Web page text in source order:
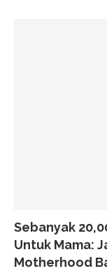
Sebanyak
Untuk Mama:
Motherhood